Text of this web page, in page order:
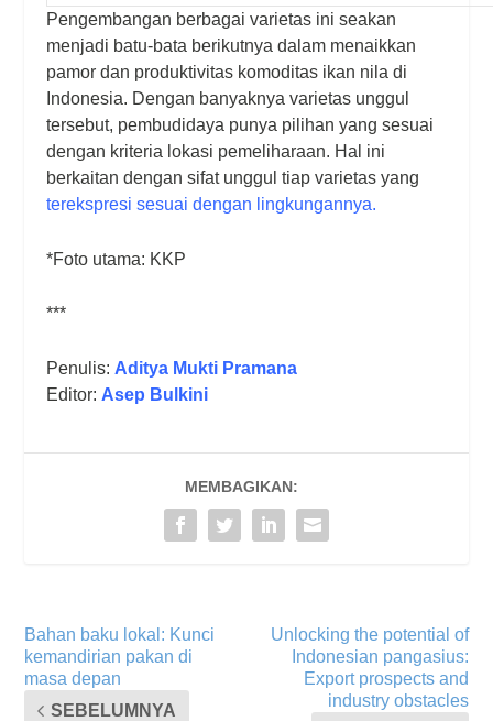
Pengembangan berbagai varietas ini seakan
menjadi batu-bata berikutnya dalam menaikkan
pamor dan produktivitas komoditas ikan nila di
Indonesia. Dengan banyaknya varietas unggul
tersebut, pembudidaya punya pilihan yang sesuai
dengan kriteria lokasi pemeliharaan. Hal ini
berkaitan dengan sifat unggul tiap varietas yang
terekspresi sesuai dengan lingkungannya.
*Foto utama: KKP
***
Penulis: Aditya Mukti Pramana
Editor: Asep Bulkini
MEMBAGIKAN:
Bahan baku lokal: Kunci
kemandirian pakan di
masa depan
SEBELUMNYA
Unlocking the potential of
Indonesian pangasius:
Export prospects and
industry obstacles